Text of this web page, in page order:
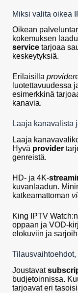
Miksi valita oikea
Oikean
kokemuksen
service tarjoaa
keskeytyksiä.
Erilaisilla provider
luotettavuudessa
esimerkkinä
kanavia.
Laaja kanavalista
Laaja
Hyvä provider
genreistä.
HD- ja 4K-
kuvanlaadun.
katkeamattoman
King IPTV Watch:n
oppaan ja VOD-
elokuviin ja
Joustavat
budjetoinnissa.
tarjoavat eri